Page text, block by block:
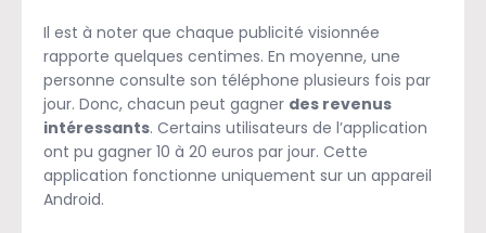
Il est à noter que chaque publicité visionnée
rapporte quelques centimes. En moyenne, une
personne consulte son téléphone plusieurs fois par
jour. Donc, chacun peut gagner des revenus
intéressants. Certains utilisateurs de l’application
ont pu gagner 10 à 20 euros par jour. Cette
application fonctionne uniquement sur un appareil
Android.